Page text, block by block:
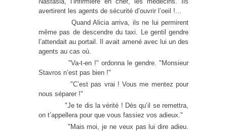
avertirent les agents de sécurité d’ouvrir l’oeil !...
Quand Alicia arriva, ils ne lui permirent
même pas de descendre du taxi. Le gentil gendre
l’attendait au portail. Il avait amené avec lui un des
agents au cas où.
"Va-t-en !" ordonna le gendre. "Monsieur
Stavros n’est pas bien !"
"C’est pas vrai ! Vous me mentez pour
nous séparer !"
"Je te dis la vérité ! Dès qu’il se remettra,
on t’appellera pour que vous fassiez vos adieux."
"Mais moi, je ne veux pas lui dire adieu.